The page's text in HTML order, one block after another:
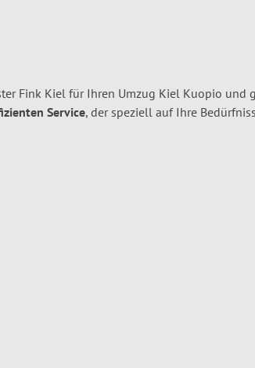
Fink Kiel für Ihren Umzug Kiel Kuopio und
Service, der speziell auf Ihre